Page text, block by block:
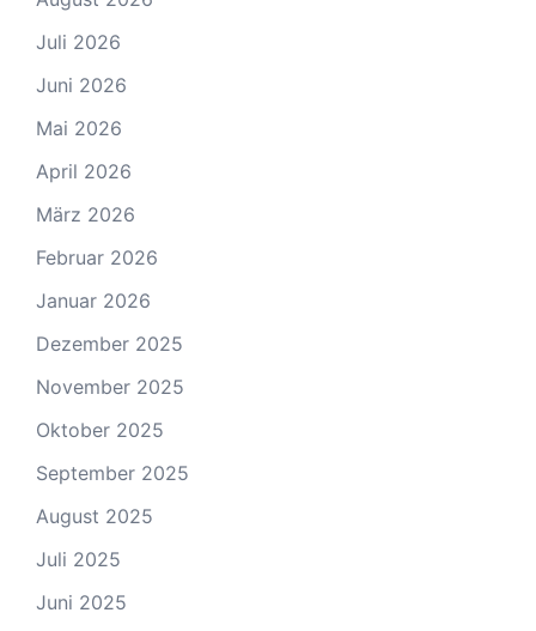
Juli 2026
Juni 2026
Mai 2026
April 2026
März 2026
Februar 2026
Januar 2026
Dezember 2025
November 2025
Oktober 2025
September 2025
August 2025
Juli 2025
Juni 2025